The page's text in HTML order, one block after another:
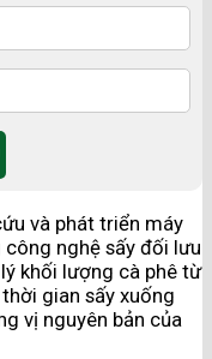
và phát triển máy
nghệ sấy đối lưu
khối lượng cà phê từ
gian sấy xuống
vị nguyên bản của